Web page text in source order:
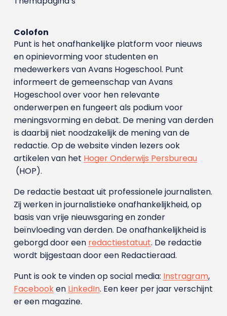
Colofon
Punt is het onafhankelijke platform voor nieuws
en opinievorming voor studenten en
medewerkers van Avans Hoge­school. Punt
informeert de gemeenschap van Avans
Hogeschool over voor hen relevante
onderwerpen en fungeert als podium voor
meningsvorming en debat. De mening van derden
is daarbij niet noodzakelijk de mening van de
redactie. Op de website vinden lezers ook
artikelen van het Hoger Onderwijs Persbureau
(HOP).
De redactie bestaat uit professionele journalisten.
Zij werken in journalistieke onafhankelijkheid, op
basis van vrije nieuwsgaring en zonder
beïnvloeding van derden. De onafhankelijkheid is
geborgd door een redactiestatuut. De redactie
wordt bijgestaan door een Redactieraad.
Punt is ook te vinden op social media: Instragram,
Facebooken LinkedIn. Een keer per jaar verschijnt
er een magazine.